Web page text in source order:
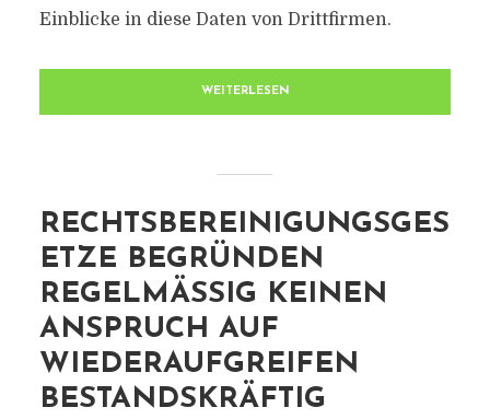
Einblicke in diese Daten von Drittfirmen.
WEITERLESEN
RECHTSBEREINIGUNGSGES
ETZE BEGRÜNDEN
REGELMÄSSIG KEINEN A
NSPRUCH AUF W
IEDERAUFGREIFEN B
ESTANDSKRÄFTIG A